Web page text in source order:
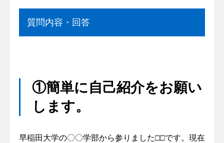
質問内容・回答
①簡単に自己紹介をお願い
します。
早稲田大学の〇〇学部から参りました□□です。現在